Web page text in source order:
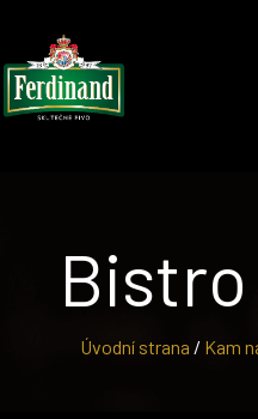
Úvodní strana / Kam